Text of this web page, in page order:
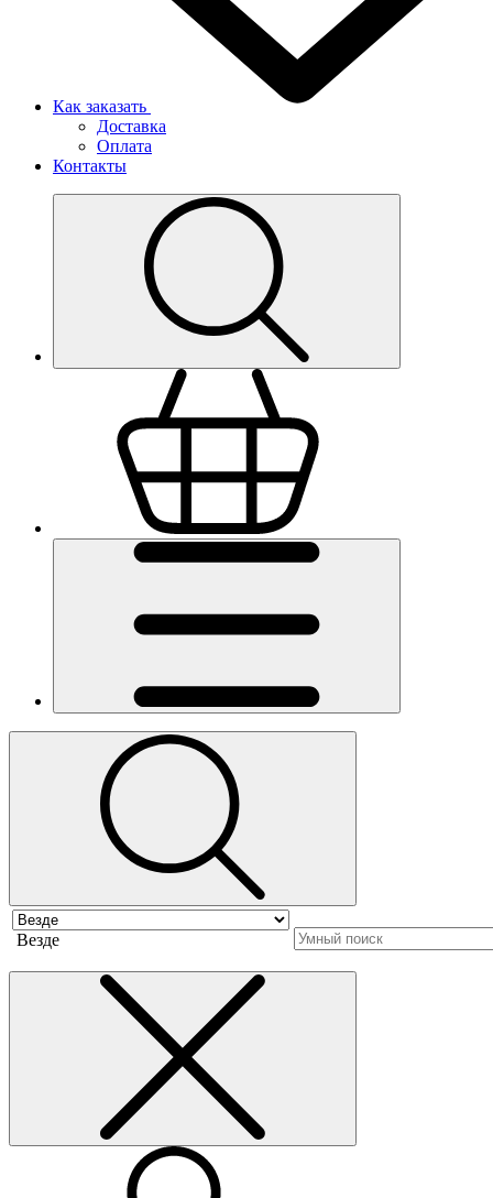
Как заказать
Доставка
Оплата
Контакты
Везде